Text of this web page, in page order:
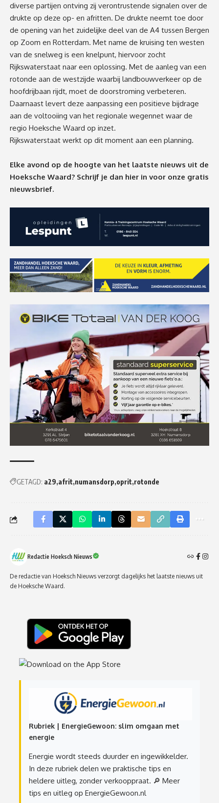
diverse partijen ontving zij verontrustende signalen over de
drukte op deze op- en afritten. De drukte neemt toe door
de opening van het zuidelijke deel van de A4 tussen Bergen
op Zoom en Rotterdam. Met name de kruising ten westen
van de snelweg is een knelpunt, hiervoor zocht
Rijkswaterstaat naar een oplossing. Met de aanleg van een
rotonde aan de westzijde waarbij landbouwverkeer op de
hoofdrijbaan rijdt, moet de doorstroming verbeteren.
Daarnaast levert deze aanpassing een positieve bijdrage
aan de voltooiing van het regionale wegennet waar de
regio Hoeksche Waard op inzet.
Rijkswaterstaat werkt op dit moment aan een planning.
Elke avond op de hoogte van het laatste nieuws uit de
Hoeksche Waard? Schrijf je dan hier in voor onze gratis
nieuwsbrief.
GETAGD: a29 afrit numansdorp oprit rotonde
Redactie Hoeksch Nieuws
De redactie van Hoeksch Nieuws verzorgt dagelijks het laatste nieuws uit
de Hoeksche Waard.
Rubriek | EnergieGewoon: slim omgaan met
energie
Energie wordt steeds duurder en ingewikkelder.
In deze rubriek delen we praktische tips en
heldere uitleg, zonder verkooppraat. 🔎 Meer
tips en uitleg op EnergieGewoon.nl